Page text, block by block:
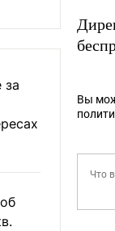
за
Вы